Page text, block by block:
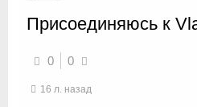
Присоединяюсь к
0 0
16 л. назад